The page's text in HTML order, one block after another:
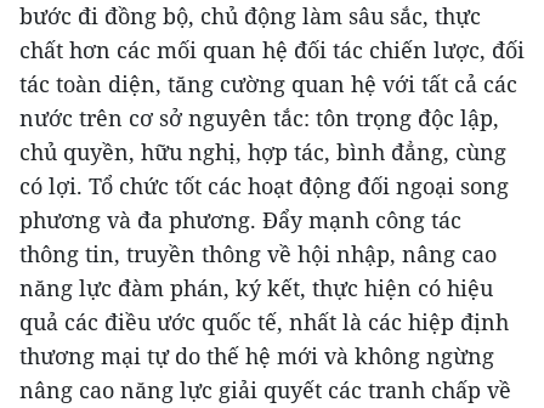
bước đi đồng bộ, chủ động làm sâu sắc, thực
chất hơn các mối quan hệ đối tác chiến lược, đối
tác toàn diện, tăng cường quan hệ với tất cả các
nước trên cơ sở nguyên tắc: tôn trọng độc lập,
chủ quyền, hữu nghị, hợp tác, bình đẳng, cùng
có lợi. Tổ chức tốt các hoạt động đối ngoại song
phương và đa phương. Đẩy mạnh công tác
thông tin, truyền thông về hội nhập, nâng cao
năng lực đàm phán, ký kết, thực hiện có hiệu
quả các điều ước quốc tế, nhất là các hiệp định
thương mại tự do thế hệ mới và không ngừng
nâng cao năng lực giải quyết các tranh chấp về